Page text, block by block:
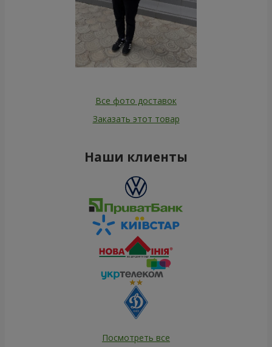
Все фото доставок
Заказать этот товар
Наши клиенты
Посмотреть все